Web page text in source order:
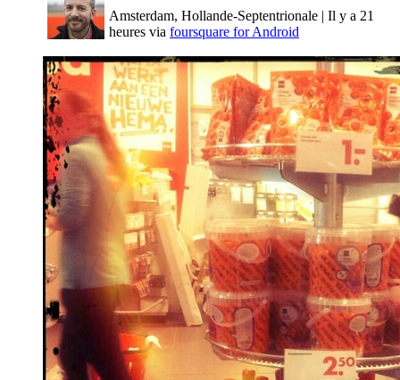
Amsterdam, Hollande-Septentrionale
Il y a 21
heures via foursquare for Android